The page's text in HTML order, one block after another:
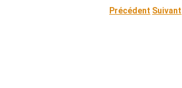
Précédent Suivant